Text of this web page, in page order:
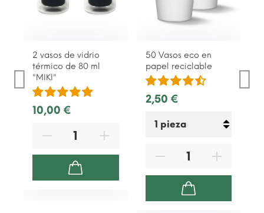
2 vasos de vidrio
térmico de 80 ml
"MIKI"
10,00 €
50 Vasos eco en
papel reciclable
2,50 €